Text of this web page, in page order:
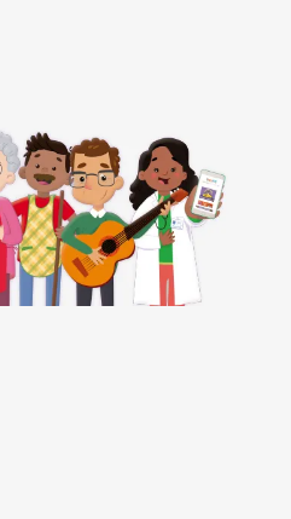
Subrayar enlaces
Fuente legible